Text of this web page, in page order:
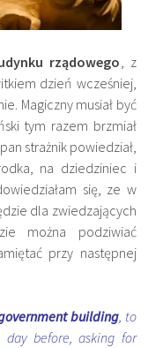
rządowego , z
dzień wcześniej,
Magiczny musiał być
tym razem brzmiał
strażnik powiedział,
na dziedziniec i
się, ze w
dla zwiedzających
można podziwiać
przy następnej
building, to
before, asking for